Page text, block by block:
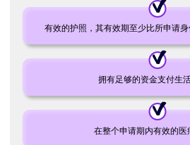
有效的护照，其有效期至少比所申请
拥有足够的资金支付生
在整个申请期内有效的医